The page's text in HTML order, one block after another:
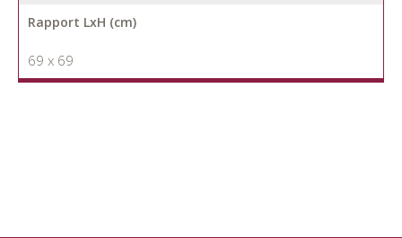
Rapport LxH (cm)
69 x 69